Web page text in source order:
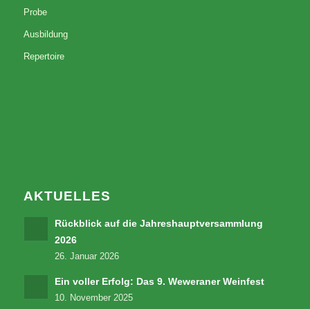
Probe
Ausbildung
Repertoire
AKTUELLES
Rückblick auf die Jahreshauptversammlung
2026
26. Januar 2026
Ein voller Erfolg: Das 9. Weweraner Weinfest
10. November 2025